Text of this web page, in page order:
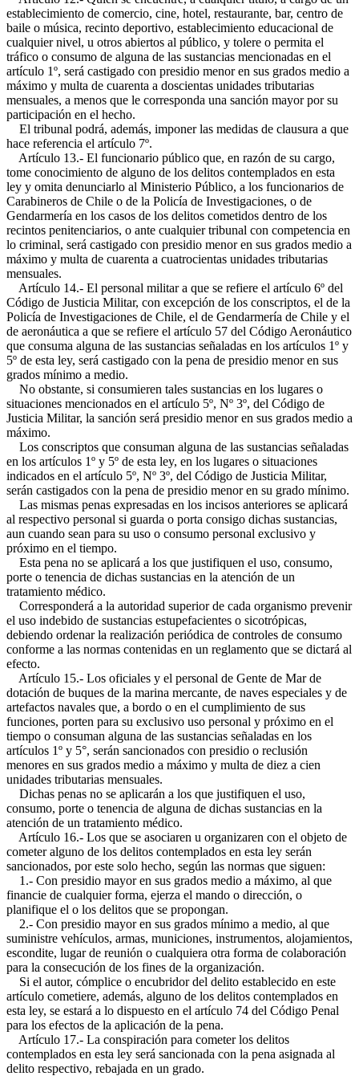
establecimiento de comercio, cine, hotel, restaurante, bar, centro de
baile o música, recinto deportivo, establecimiento educacional de
cualquier nivel, u otros abiertos al público, y tolere o permita el
tráfico o consumo de alguna de las sustancias mencionadas en el
artículo 1º, será castigado con presidio menor en sus grados medio a
máximo y multa de cuarenta a doscientas unidades tributarias
mensuales, a menos que le corresponda una sanción mayor por su
participación en el hecho.
El tribunal podrá, además, imponer las medidas de clausura a que
hace referencia el artículo 7º.
Artículo 13.- El funcionario público que, en razón de su cargo,
tome conocimiento de alguno de los delitos contemplados en esta
ley y omita denunciarlo al Ministerio Público, a los funcionarios de
Carabineros de Chile o de la Policía de Investigaciones, o de
Gendarmería en los casos de los delitos cometidos dentro de los
recintos penitenciarios, o ante cualquier tribunal con competencia en
lo criminal, será castigado con presidio menor en sus grados medio a
máximo y multa de cuarenta a cuatrocientas unidades tributarias
mensuales.
Artículo 14.- El personal militar a que se refiere el artículo 6º del
Código de Justicia Militar, con excepción de los conscriptos, el de la
Policía de Investigaciones de Chile, el de Gendarmería de Chile y el
de aeronáutica a que se refiere el artículo 57 del Código Aeronáutico
que consuma alguna de las sustancias señaladas en los artículos 1º y
5º de esta ley, será castigado con la pena de presidio menor en sus
grados mínimo a medio.
No obstante, si consumieren tales sustancias en los lugares o
situaciones mencionados en el artículo 5º, Nº 3º, del Código de
Justicia Militar, la sanción será presidio menor en sus grados medio a
máximo.
Los conscriptos que consuman alguna de las sustancias señaladas
en los artículos 1º y 5º de esta ley, en los lugares o situaciones
indicados en el artículo 5º, Nº 3º, del Código de Justicia Militar,
serán castigados con la pena de presidio menor en su grado mínimo.
Las mismas penas expresadas en los incisos anteriores se aplicará
al respectivo personal si guarda o porta consigo dichas sustancias,
aun cuando sean para su uso o consumo personal exclusivo y
próximo en el tiempo.
Esta pena no se aplicará a los que justifiquen el uso, consumo,
porte o tenencia de dichas sustancias en la atención de un
tratamiento médico.
Corresponderá a la autoridad superior de cada organismo prevenir
el uso indebido de sustancias estupefacientes o sicotrópicas,
debiendo ordenar la realización periódica de controles de consumo
conforme a las normas contenidas en un reglamento que se dictará al
efecto.
Artículo 15.- Los oficiales y el personal de Gente de Mar de
dotación de buques de la marina mercante, de naves especiales y de
artefactos navales que, a bordo o en el cumplimiento de sus
funciones, porten para su exclusivo uso personal y próximo en el
tiempo o consuman alguna de las sustancias señaladas en los
artículos 1º y 5°, serán sancionados con presidio o reclusión
menores en sus grados medio a máximo y multa de diez a cien
unidades tributarias mensuales.
Dichas penas no se aplicarán a los que justifiquen el uso,
consumo, porte o tenencia de alguna de dichas sustancias en la
atención de un tratamiento médico.
Artículo 16.- Los que se asociaren u organizaren con el objeto de
cometer alguno de los delitos contemplados en esta ley serán
sancionados, por este solo hecho, según las normas que siguen:
1.- Con presidio mayor en sus grados medio a máximo, al que
financie de cualquier forma, ejerza el mando o dirección, o
planifique el o los delitos que se propongan.
2.- Con presidio mayor en sus grados mínimo a medio, al que
suministre vehículos, armas, municiones, instrumentos, alojamientos,
escondite, lugar de reunión o cualquiera otra forma de colaboración
para la consecución de los fines de la organización.
Si el autor, cómplice o encubridor del delito establecido en este
artículo cometiere, además, alguno de los delitos contemplados en
esta ley, se estará a lo dispuesto en el artículo 74 del Código Penal
para los efectos de la aplicación de la pena.
Artículo 17.- La conspiración para cometer los delitos
contemplados en esta ley será sancionada con la pena asignada al
delito respectivo, rebajada en un grado.